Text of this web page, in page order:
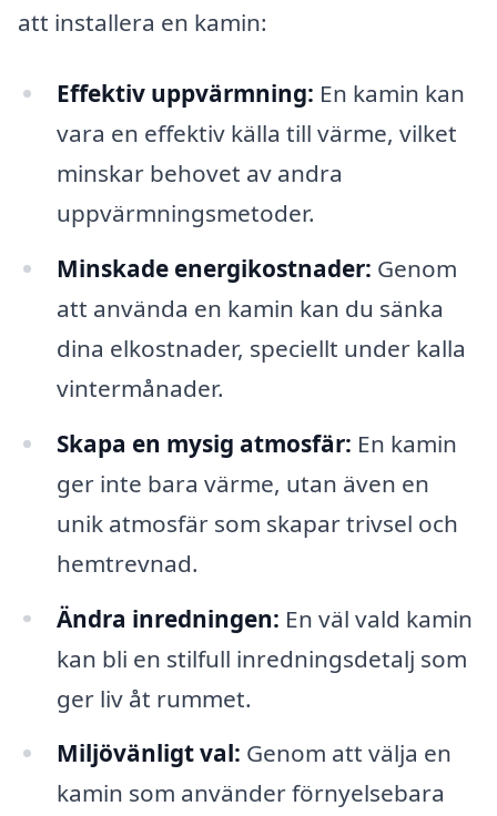
att installera en kamin:
Effektiv uppvärmning: En kamin kan
vara en effektiv källa till värme, vilket
minskar behovet av andra
uppvärmningsmetoder.
Minskade energikostnader: Genom
att använda en kamin kan du sänka
dina elkostnader, speciellt under kalla
vintermånader.
Skapa en mysig atmosfär: En kamin
ger inte bara värme, utan även en
unik atmosfär som skapar trivsel och
hemtrevnad.
Ändra inredningen: En väl vald kamin
kan bli en stilfull inredningsdetalj som
ger liv åt rummet.
Miljövänligt val: Genom att välja en
kamin som använder förnyelsebara